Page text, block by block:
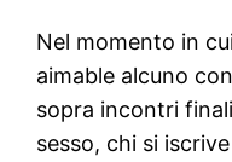
Nel momento in
aimable alcuno
sopra incontri
sesso, chi si